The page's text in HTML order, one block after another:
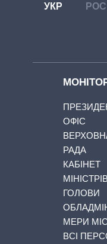
УКР РОС
ОФІС
РАДА
КАБІНЕТ
ГОЛОВИ
МЕРИ
ВСІ